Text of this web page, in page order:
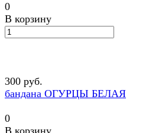
0
В корзину
300 руб.
бандана ОГУРЦЫ БЕЛАЯ
0